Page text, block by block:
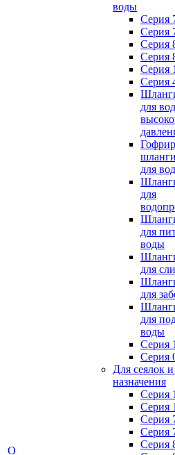
О
воды
Серия
Серия
Серия
Серия
Серия
Серия
для
для
для
для
воды
для
для
для
воды
Серия
Серия
Для сеялок и
назначения
Серия
Серия
Серия
Серия
Серия